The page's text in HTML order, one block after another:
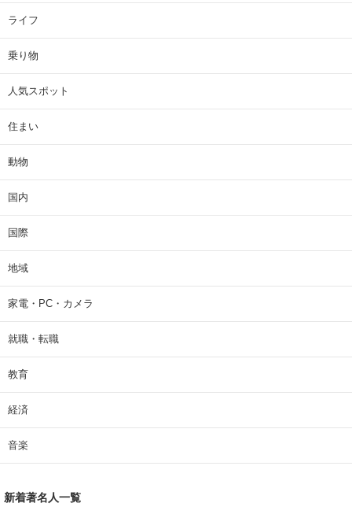
ライフ
乗り物
人気スポット
住まい
動物
国内
国際
地域
家電・PC・カメラ
就職・転職
教育
経済
音楽
新着著名人一覧